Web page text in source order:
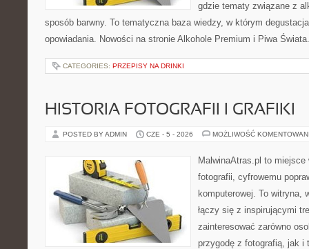
gdzie tematy związane z
sposób barwny. To tematyczna baza wiedzy, w którym
opowiadania. Nowości na stronie Alkohole Premium i Piwa
CATEGORIES: PRZEPISY NA DRINKI
HISTORIA FOTOGRAFII I GRAFIKI
POSTED BY ADMIN CZE - 5 - 2026 MOŻLIWOŚĆ
MalwinaAtras.pl to
fotografii, cyfrowemu
komputerowej. To witryna,
łączy się z inspirującymi
zainteresować zarówno
przygodę z fotografią, jak